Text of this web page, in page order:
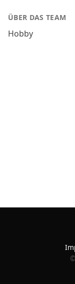
ÜBER DAS TEAM
Hobby
©